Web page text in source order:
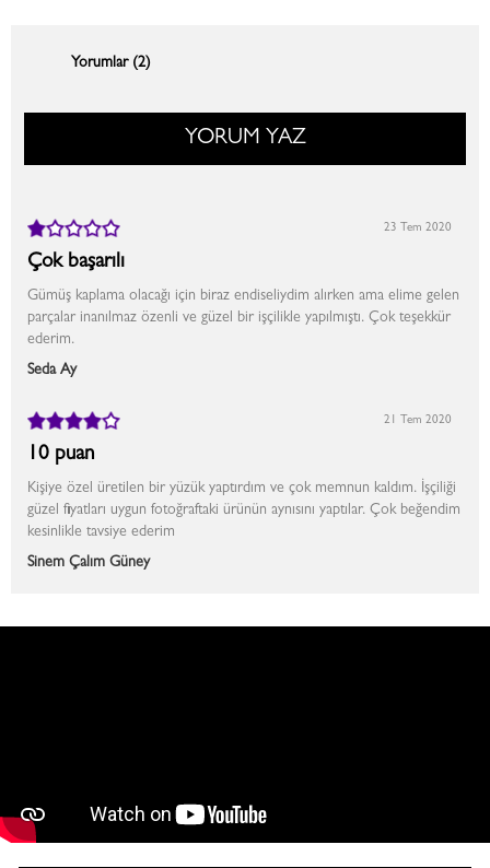
Yorumlar (2)
YORUM YAZ
Çok başarılı
Gümüş kaplama olacağı için biraz endiseliydim alırken ama elime gelen
parçalar inanılmaz özenli ve güzel bir işçilikle yapılmıştı. Çok teşekkür
ederim.
Seda Ay
23 Tem 2020
10 puan
Kişiye özel üretilen bir yüzük yaptırdım ve çok memnun kaldım. İşçiliği
güzel fiyatları uygun fotoğraftaki ürünün aynısını yaptılar. Çok beğendim
kesinlikle tavsiye ederim
Sinem Çalım Güney
21 Tem 2020